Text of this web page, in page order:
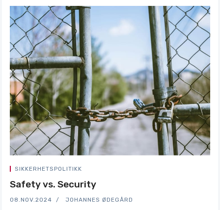
SIKKERHETSPOLITIKK
Safety vs. Security
08.NOV.2024 JOHANNES ØDEGÅRD